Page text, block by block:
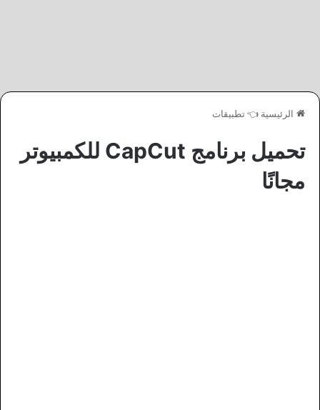
الرئيسية 👈تطبيقات
تحميل برنامج CapCut للكمبيوتر
مجانًا